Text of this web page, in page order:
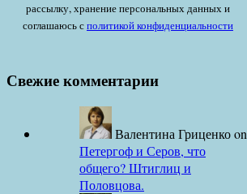
рассылку, хранение персональных данных и
соглашаюсь сполитикой конфиденциальности
Свежие комментарии
Валентина Гриценкоon
Петергоф и Серов, что
общего? Штиглиц и
Половцова.